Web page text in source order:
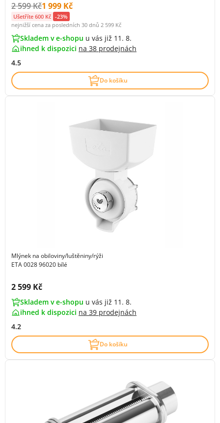
Původní cena s DPH:
2 599 KčCena s DPH:
1 999 Kč
Ušetříte 600 Kč -23%
nejnižší cena za posledních 30 dnů 2 599 Kč
Skladem v e-shopu u vás již 11. 8.
ihned k dispozici na 38 prodejnách
4.5
Do košíku
Mlýnek na obiloviny/luštěniny/rýži
ETA 0028 96020 bílé
Cena s DPH:
2 599 Kč
Skladem v e-shopu u vás již 11. 8.
ihned k dispozici na 39 prodejnách
4.2
Do košíku